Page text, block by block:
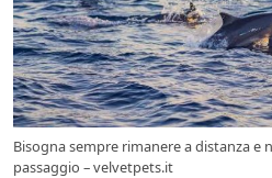
Bisogna sempre rimanere a distanza e
passaggio – velvetpets.it